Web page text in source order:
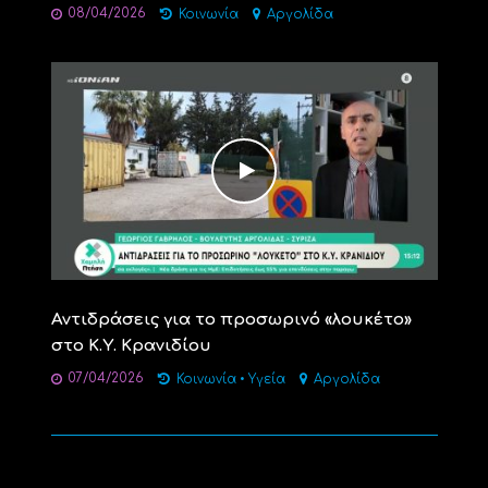
08/04/2026 Κοινωνία Αργολίδα
Αντιδράσεις για το προσωρινό «λουκέτο»
στο Κ.Υ. Κρανιδίου
07/04/2026 Κοινωνία • Υγεία Αργολίδα